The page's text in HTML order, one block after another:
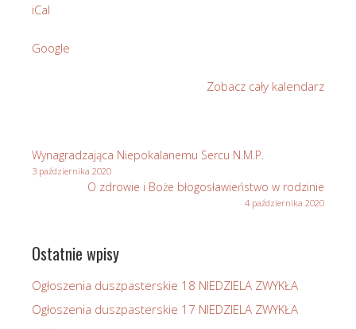
iCal
Google
Zobacz cały kalendarz
Wynagradzająca Niepokalanemu Sercu N.M.P.
3 października 2020
O zdrowie i Boże błogosławieństwo w rodzinie
4 października 2020
Ostatnie wpisy
Ogłoszenia duszpasterskie 18 NIEDZIELA ZWYKŁA
Ogłoszenia duszpasterskie 17 NIEDZIELA ZWYKŁA